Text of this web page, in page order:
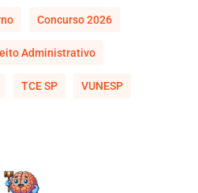
Concurso 2026
Administrativo
TCE SP VUNESP